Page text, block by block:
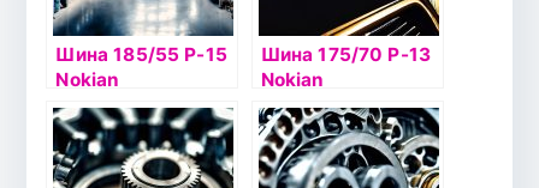
Шина 185/55 Р-15
Nokian
Hakkapelitta 8 86T
б/к шип
Шина 175/70 Р-13
Nokian
Hakkapelitta 8 82T
б/к шип